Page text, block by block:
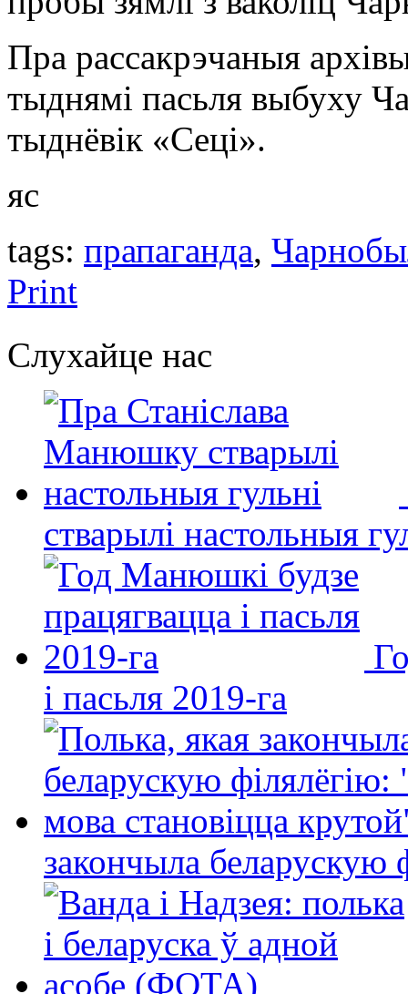
Пра рассакрэчаныя
тыднямі пасьля выбуху
тыднёвік «Сеці».
яс
tags: прапаганда,
Print
Слухайце нас
стварылі настольныя
і пасьля 2019-га
закончыла беларускую